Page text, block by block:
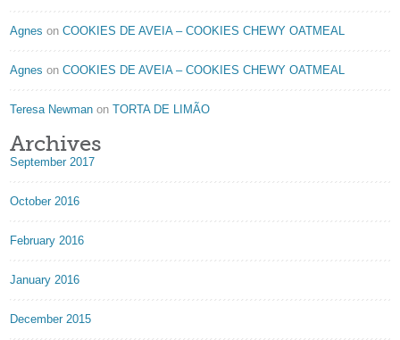
Agnes onCOOKIES DE AVEIA – COOKIES CHEWY OATMEAL
Agnes onCOOKIES DE AVEIA – COOKIES CHEWY OATMEAL
Teresa Newman onTORTA DE LIMÃO
Archives
September 2017
October 2016
February 2016
January 2016
December 2015